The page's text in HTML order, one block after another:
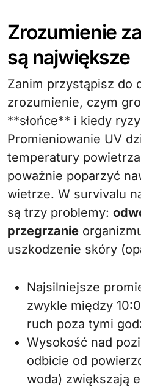
Zrozumienie
są największe
Zanim przystąpisz do
zrozumienie, czym
**słońce** i kiedy
Promieniowanie UV
temperatury
poważnie poparzyć
wietrze. W survivalu
są trzy problemy:
przegrzanie
uszkodzenie skóry
Najsilniejsze
zwykle między
ruch poza tymi
Wysokość nad
odbicie od
woda) zwiększają